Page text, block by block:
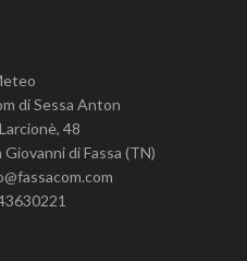
di Sessa Anton
48
Giovanni di Fassa (TN)